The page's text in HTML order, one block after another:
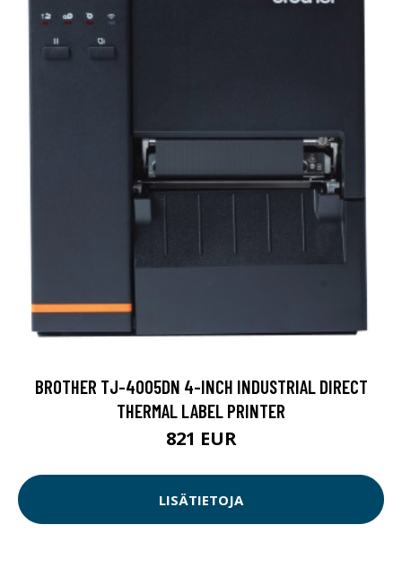
BROTHER TJ-4005DN 4-INCH INDUSTRIAL DIRECT
THERMAL LABEL PRINTER
821 EUR
LISÄTIETOJA